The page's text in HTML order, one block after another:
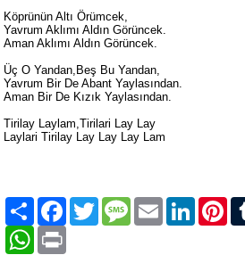
Köprünün Altı Örümcek,
Yavrum Aklımı Aldın Görüncek.
Aman Aklımı Aldın Görüncek.
Üç O Yandan,Beş Bu Yandan,
Yavrum Bir De Abant Yaylasından.
Aman Bir De Kızık Yaylasından.
Tirilay Laylam,Tirilari Lay Lay
Laylari Tirilay Lay Lay Lay Lam
Paylaş FacebookTwitter Message Email LinkedIn
WhatsApp